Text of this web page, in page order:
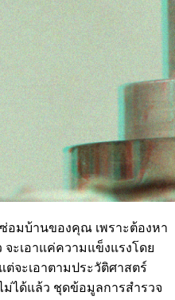
อมบ้านของคุณ เพราะต้องหา
ะเอาแค่ความแข็งแรงโดย
ต่จะเอาตามประวัติศาสตร์
ได้แล้ว ชุดข้อมูลการสำรวจ